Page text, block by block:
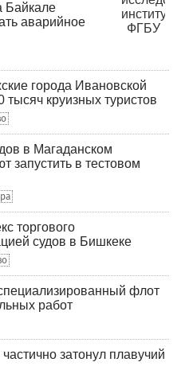
Байкале
аварийное
города Ивановской
круизных туристов
в Магаданском
запустить в тестовом
торгового
судов в Бишкеке
флот
работ
затонул плавучий